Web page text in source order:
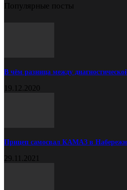
Популярные посты
В чём разница между
19.12.2020
Прицеп самосвал КАМАЗ в
29.11.2021